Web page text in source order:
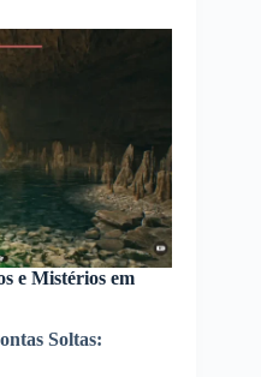
e Mistérios em
Soltas: